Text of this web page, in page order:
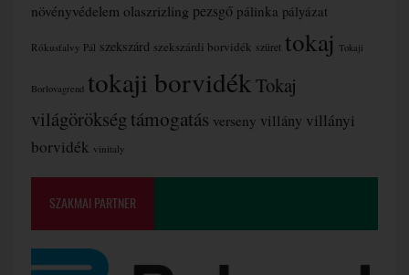
növényvédelem olaszrizling pezsgő pálinka pályázat
Rókusfalvy Pál szekszárd szekszárdi borvidék szüret tokaj Tokaji
Borlovagrend tokaji borvidékTokaj
világörökségtámogatás verseny villány villányi
borvidék vinitaly
SZAKMAI PARTNER